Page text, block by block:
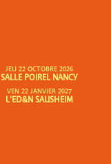
JEU 22 OCTOBRE 2026
SALLE POIREL NANCY
VEN 22 JANVIER 2027
L'ED&N SAUSHEIM